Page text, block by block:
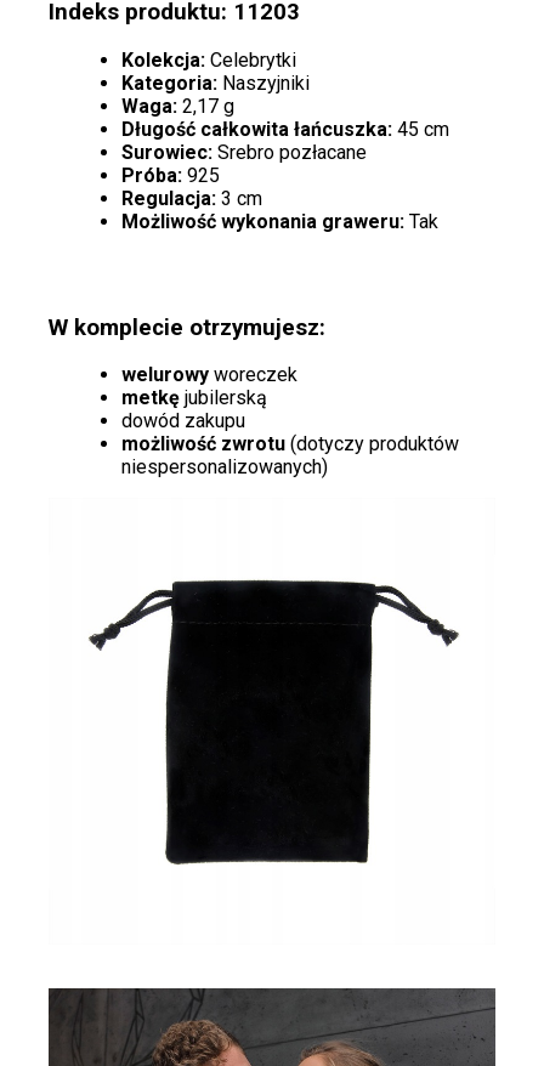
Indeks produktu: 11203
Kolekcja: Celebrytki
Kategoria: Naszyjniki
Waga: 2,17 g
Długość całkowita łańcuszka: 45 cm
Surowiec: Srebro pozłacane
Próba: 925
Regulacja: 3 cm
Możliwość wykonania graweru: Tak
W komplecie otrzymujesz:
welurowy woreczek
metkę jubilerską
dowód zakupu
możliwość zwrotu (dotyczy produktów
niespersonalizowanych)